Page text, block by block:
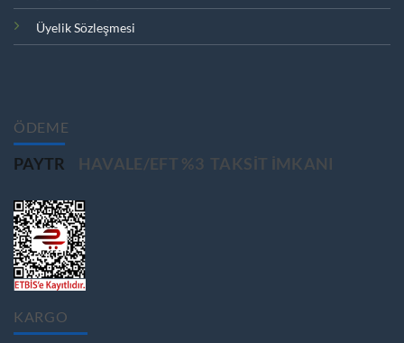
Üyelik Sözleşmesi
ÖDEME
PAYTR HAVALE/EFT %3 TAKSIT IMKANI
KARGO